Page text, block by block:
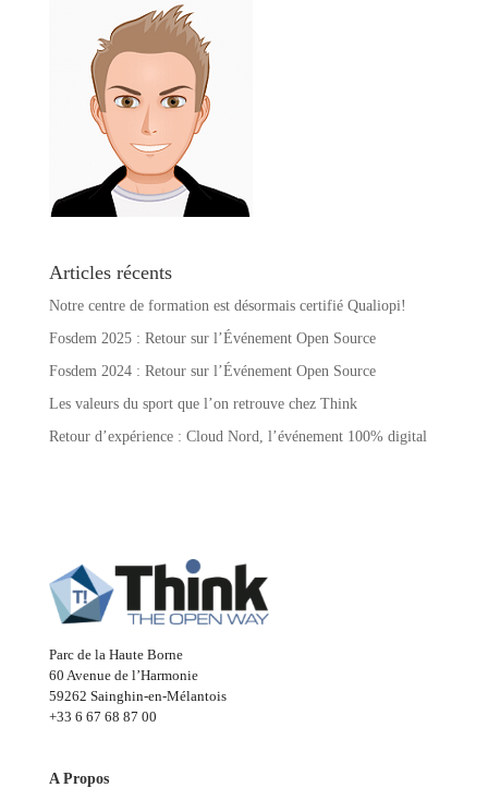
Articles récents
Notre centre de formation est désormais certifié Qualiopi!
Fosdem 2025 : Retour sur l’Événement Open Source
Fosdem 2024 : Retour sur l’Événement Open Source
Les valeurs du sport que l’on retrouve chez Think
Retour d’expérience : Cloud Nord, l’événement 100% digital
Parc de la Haute Borne
60 Avenue de l’Harmonie
59262 Sainghin-en-Mélantois
+33 6 67 68 87 00
A Propos